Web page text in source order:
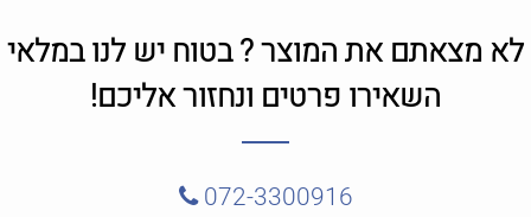
לא מצאתם את המוצר ? בטוח יש לנו במלאי
השאירו פרטים ונחזור אליכם!
072-3300916